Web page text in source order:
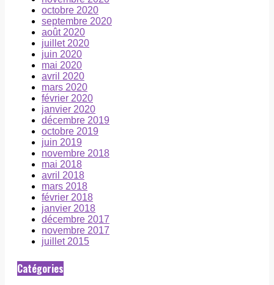
octobre 2020
septembre 2020
août 2020
juillet 2020
juin 2020
mai 2020
avril 2020
mars 2020
février 2020
janvier 2020
décembre 2019
octobre 2019
juin 2019
novembre 2018
mai 2018
avril 2018
mars 2018
février 2018
janvier 2018
décembre 2017
novembre 2017
juillet 2015
Catégories